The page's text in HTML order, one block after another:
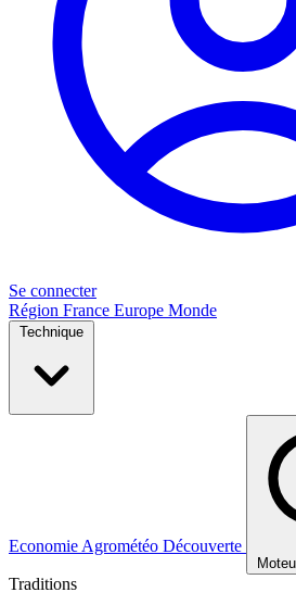
Se connecter
Région France Europe Monde
Technique
Economie Agrométéo Découverte
Traditions